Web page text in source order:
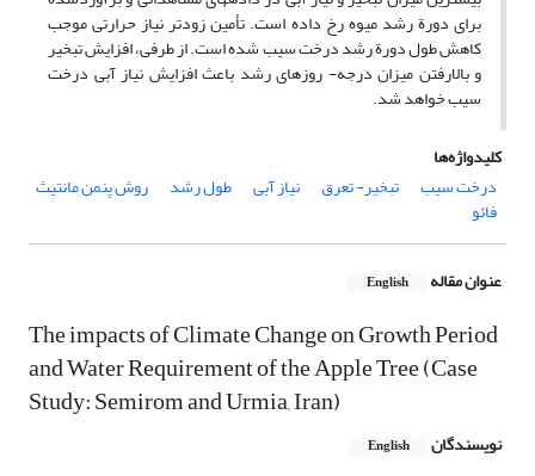
برای دورة رشد میوه رخ‏ داده است. تأمین زودتر نیاز حرارتی موجب
کاهش طول دورة رشد درخت سیب شده است. از طرفی، افزایش تبخیر
و بالارفتن میزان درجه‏- روزهای رشد باعث افزایش نیاز آبی درخت
سیب خواهد شد.
کلیدواژه‌ها
درخت سیب
تبخیر- تعرق نیاز آبی طول رشد روش پنمن مانتیث
فائو
عنوان مقاله English
The impacts of Climate Change on Growth Period
and Water Requirement of the Apple Tree (Case
Study: Semirom and Urmia, Iran)
نویسندگان English